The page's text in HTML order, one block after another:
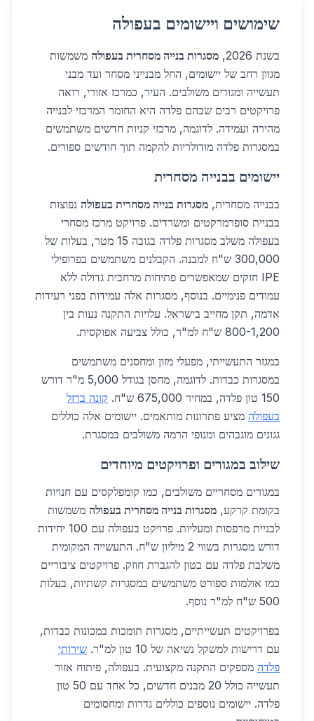
שימושים ויישומים בעפולה
בשנת 2026, מסגרות בנייה מסחרית בעפולה משמשות
מגוון רחב של יישומים, החל מבנייני מסחר ועד מבני
תעשייה ומגורים משולבים. העיר, כמרכז אזורי, רואה
פרויקטים רבים שבהם פלדה היא החומר המרכזי לבנייה
מהירה ועמידה. לדוגמה, מרכזי קניות חדשים משתמשים
במסגרות פלדה מודולריות להקמה תוך חודשים ספורים.
יישומים בבנייה מסחרית
בבנייה מסחרית, מסגרות בנייה מסחרית בעפולה נפוצות
בבניית סופרמרקטים ומשרדים. פרויקט מרכז מסחרי
בעפולה משלב מסגרות פלדה בגובה 15 מטר, בעלות של
300,000 ש"ח למבנה. הקבלנים משתמשים בפרופילי
IPE חזקים שמאפשרים פתיחות מרחבית גדולה ללא
עמודים פנימיים. בנוסף, מסגרות אלה עמידות בפני רעידות
אדמה, תקן מחייב בישראל. עלויות התקנה נעות בין
800-1,200 ש"ח למ"ר, כולל צביעה אפוקסית.
במגזר התעשייתי, מפעלי מזון ומחסנים משתמשים
במסגרות כבדות. לדוגמה, מחסן בגודל 5,000 מ"ר דורש
150 טון פלדה, במחיר 675,000 ש"ח.
קונה ברזל
בעפולה מציע פתרונות מותאמים. יישומים אלה כוללים
גגונים מוגבהים ומנופי הרמה משולבים במסגרת.
שילוב במגורים ופרויקטים מיוחדים
במגורים מסחריים משולבים, כמו קומפלקסים עם חנויות
בקומת קרקע, מסגרות בנייה מסחרית בעפולה משמשות
לבניית מרפסות ומעליות. פרויקט בעפולה עם 100 יחידות
דורש מסגרות בשווי 2 מיליון ש"ח. התעשייה המקומית
משלבת פלדה עם בטון להגברת חוזק. פרויקטים ציבוריים
כמו אולמות ספורט משתמשים במסגרות קשתיות, בעלות
500 ש"ח למ"ר נוסף.
בפרויקטים תעשייתיים, מסגרות תומכות במכונות כבדות,
עם דרישות למשקל נשיאה של 10 טון למ"ר.
שירותי
פלדה מספקים התקנה מקצועית. בעפולה, פיתוח אזור
תעשייה כולל 20 מבנים חדשים, כל אחד עם 50 טון
פלדה. יישומים נוספים כוללים גדרות ומחסומים